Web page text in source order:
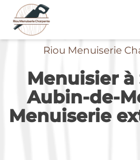
content
Riou Menuiserie
Menuisier à
Aubin-de-
Menuiserie